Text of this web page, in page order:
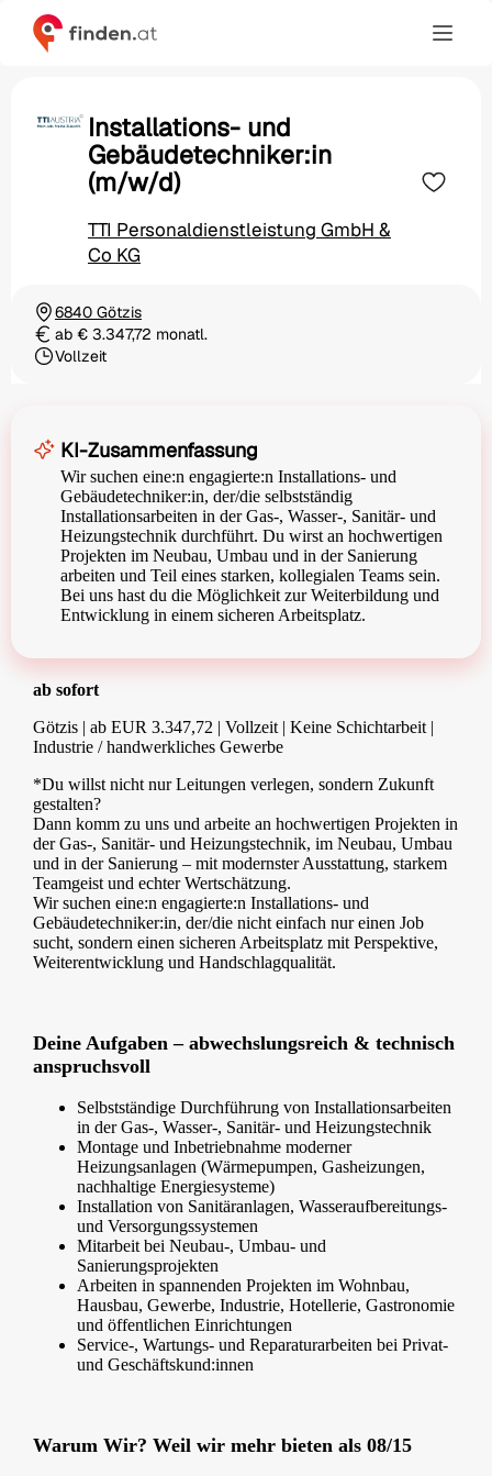
Installations- und
Gebäudetechniker:in
(m/w/d)
TTI Personaldienstleistung GmbH &
Co KG
Ortschaft
6840 Götzis
Gehaltab € 3.347,72 monatl.
Beschäftigungsart
Vollzeit
KI-Zusammenfassung
Wir suchen eine:n engagierte:n Installations- und
Gebäudetechniker:in, der/die selbstständig
Installationsarbeiten in der Gas-, Wasser-, Sanitär- und
Heizungstechnik durchführt. Du wirst an hochwertigen
Projekten im Neubau, Umbau und in der Sanierung
arbeiten und Teil eines starken, kollegialen Teams sein.
Bei uns hast du die Möglichkeit zur Weiterbildung und
Entwicklung in einem sicheren Arbeitsplatz.
ab sofort
Götzis | ab EUR 3.347,72 | Vollzeit | Keine Schichtarbeit |
Industrie / handwerkliches Gewerbe
*Du willst nicht nur Leitungen verlegen, sondern Zukunft
gestalten?
Dann komm zu uns und arbeite an hochwertigen Projekten in
der Gas-, Sanitär- und Heizungstechnik, im Neubau, Umbau
und in der Sanierung – mit modernster Ausstattung, starkem
Teamgeist und echter Wertschätzung.
Wir suchen eine:n engagierte:n Installations- und
Gebäudetechniker:in, der/die nicht einfach nur einen Job
sucht, sondern einen sicheren Arbeitsplatz mit Perspektive,
Weiterentwicklung und Handschlagqualität.
Deine Aufgaben – abwechslungsreich & technisch
anspruchsvoll
Selbstständige Durchführung von Installationsarbeiten
in der Gas-, Wasser-, Sanitär- und Heizungstechnik
Montage und Inbetriebnahme moderner
Heizungsanlagen (Wärmepumpen, Gasheizungen,
nachhaltige Energiesysteme)
Installation von Sanitäranlagen, Wasseraufbereitungs-
und Versorgungssystemen
Mitarbeit bei Neubau-, Umbau- und
Sanierungsprojekten
Arbeiten in spannenden Projekten im Wohnbau,
Hausbau, Gewerbe, Industrie, Hotellerie, Gastronomie
und öffentlichen Einrichtungen
Service-, Wartungs- und Reparaturarbeiten bei Privat-
und Geschäftskund:innen
Warum Wir? Weil wir mehr bieten als 08/15